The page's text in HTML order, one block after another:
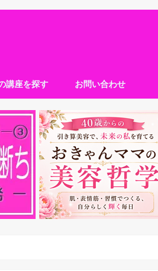
講座を探す お問い合わせ